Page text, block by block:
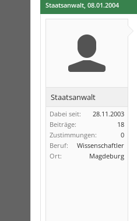
Staatsanwalt, 08.01.2004
Staatsanwalt
Dabei seit:
28.11.2003
Beiträge:
18
Zustimmungen:
0
Beruf:
Wissenschaftler
Ort:
Magdeburg